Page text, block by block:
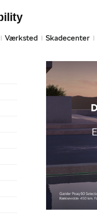
Værksted Skadecenter